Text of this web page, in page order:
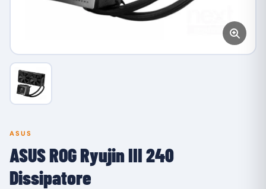
ASUS
ASUS ROG Ryujin III 240
Dissipatore